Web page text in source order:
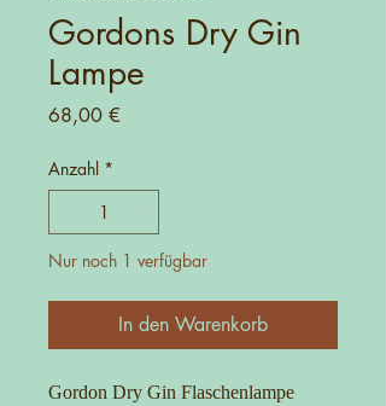
Gordons Dry Gin
Lampe
68,00 €
Anzahl *
Nur noch 1 verfügbar
In den Warenkorb
Gordon Dry Gin Flaschenlampe